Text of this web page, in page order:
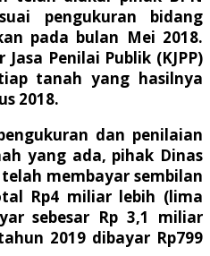
pengukuran bidang
pada bulan Mei 2018.
Penilai Publik (KJPP)
tanah yang hasilnya
2018.
dan penilaian
yang ada, pihak Dinas
membayar sembilan
Rp4 miliar lebih (lima
sebesar Rp 3,1 miliar
2019 dibayar Rp799